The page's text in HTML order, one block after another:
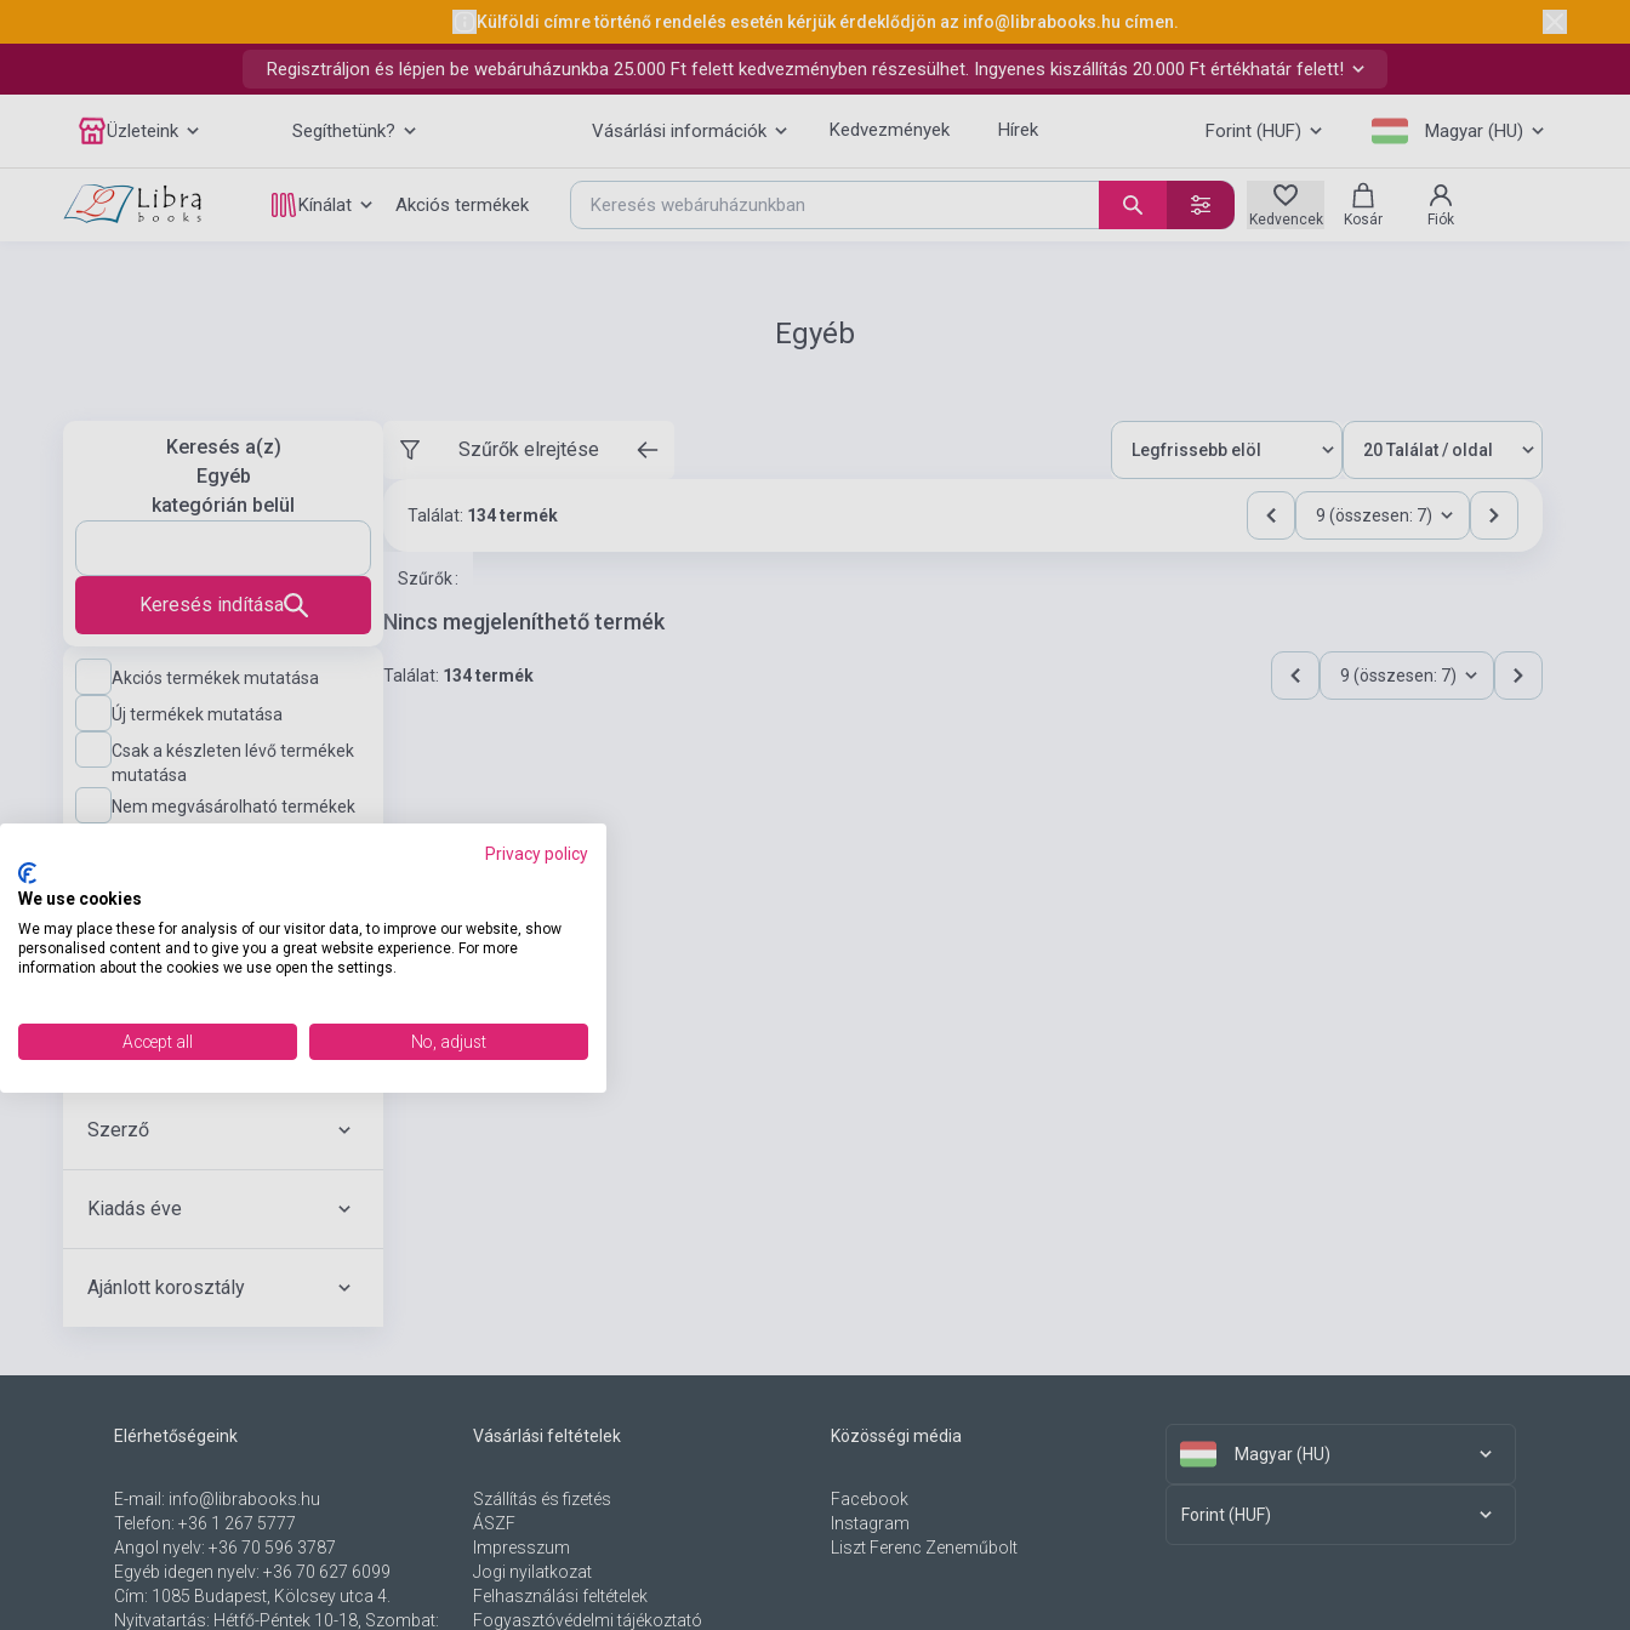
Külföldi címre történő rendelés esetén kérjük érdeklődjön az info@librabooks.hu címen.
Regisztráljon és lépjen be webáruházunkba 25.000 Ft felett kedvezményben részesülhet. Ingyenes kiszállítás 20.000 Ft értékhatár felett!
Üzleteink Segíthetünk? Vásárlási információk Kedvezmények Hírek Forint (HUF) Magyar (HU)
Kínálat Akciós termékek
Kedvencek Kosár Fiók
Egyéb
Keresés a(z)
Egyéb
kategórián belül
Keresés indítása
Akciós termékek mutatása
Új termékek mutatása
Csak a készleten lévő termékek
mutatása
Nem megvásárolható termékek
Nyelv
Nyelvi szint
Kiadó
Szerző
Kiadás éve
Ajánlott korosztály
Szűrők elrejtése
Találat: 134 termék 9 (összesen: 7)
Szűrők:
Nincs megjeleníthető termék
Találat: 134 termék 9 (összesen: 7)
Elérhetőségeink
E-mail: info@librabooks.hu
Telefon: +36 1 267 5777
Angol nyelv: +36 70 596 3787
Egyéb idegen nyelv: +36 70 627 6099
Cím: 1085 Budapest, Kölcsey utca 4.
Nyitvatartás: Hétfő-Péntek 10-18, Szombat:
Vásárlási feltételek
Szállítás és fizetés
ÁSZF
Impresszum
Jogi nyilatkozat
Felhasználási feltételek
Fogyasztóvédelmi tájékoztató
Közösségi média
Facebook
Instagram
Liszt Ferenc Zeneműbolt
Magyar (HU)
Forint (HUF)
Privacy policy
We use cookies
We may place these for analysis of our visitor data, to improve our website, show
personalised content and to give you a great website experience. For more
information about the cookies we use open the settings.
Accept all No, adjust